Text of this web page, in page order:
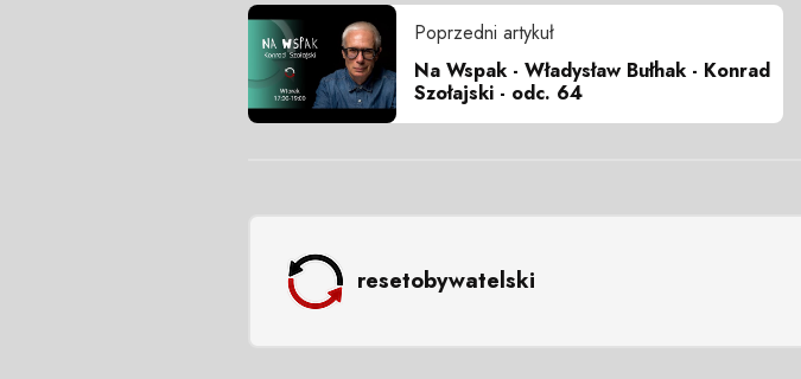
Poprzedni artykuł
Na Wspak - Władysław Bułhak - Konrad
Szołajski - odc. 64
resetobywatelski